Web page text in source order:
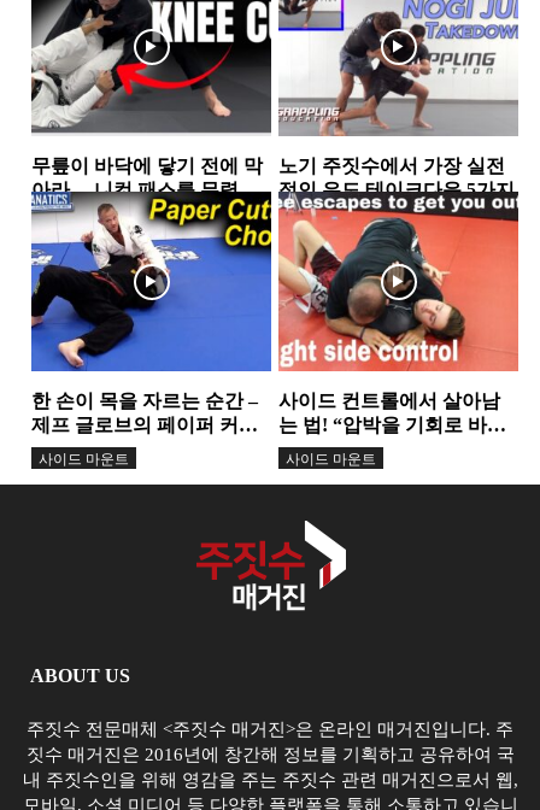
무릎이 바닥에 닿기 전에 막
아라… 니컷 패스를 무력화
하는 핵심 원리
가드
노기 주짓수에서 가장 실전
적인 유도 테이크다운 5가지
스탠딩
한 손이 목을 자르는 순간 –
제프 글로브의 페이퍼 커터
초크...
사이드 마운트
사이드 컨트롤에서 살아남
는 법! “압박을 기회로 바꾸
는 3가지 탈출 기술”
사이드 마운트
ABOUT US
주짓수 전문매체 <주짓수 매거진>은 온라인 매거진입니다. 주
짓수 매거진은 2016년에 창간해 정보를 기획하고 공유하여 국
내 주짓수인을 위해 영감을 주는 주짓수 관련 매거진으로서 웹,
모바일, 소셜 미디어 등 다양한 플랫폼을 통해 소통하고 있습니